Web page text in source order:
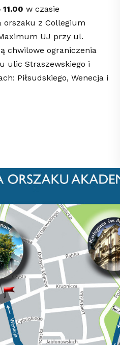
w czasie
orszaku z Collegium
UJ przy ul.
chwilowe ograniczenia
ulic Straszewskiego i
Piłsudskiego, Wenecja i